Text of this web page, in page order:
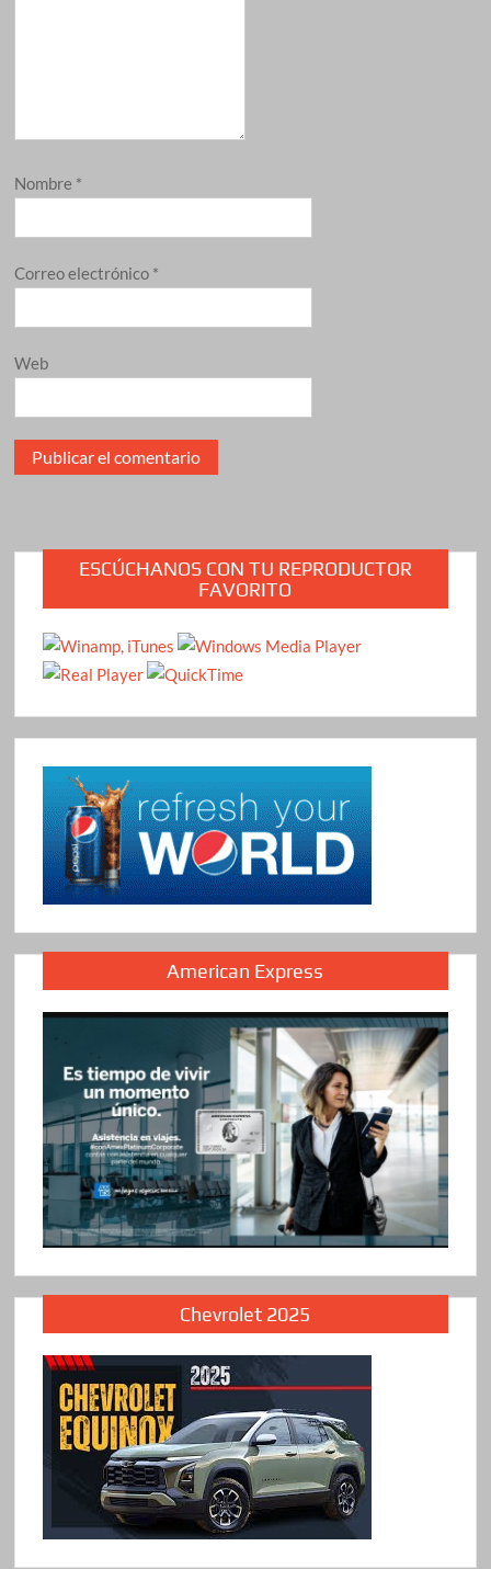
Nombre *
Correo electrónico *
Web
ESCÚCHANOS CON TU REPRODUCTOR
FAVORITO
American Express
Chevrolet 2025